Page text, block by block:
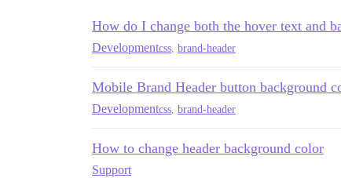
How do I change both the hover text and
Developmentcss brand-header
Mobile Brand Header button background
Developmentcss brand-header
How to change header background color
Support